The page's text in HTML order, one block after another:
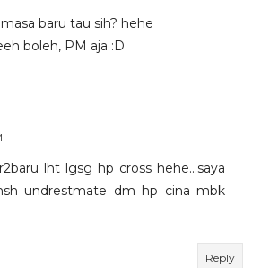
baru tau sih? hehe
boleh, PM aja :D
lht lgsg hp cross hehe...saya
undrestmate dm hp cina mbk
Reply